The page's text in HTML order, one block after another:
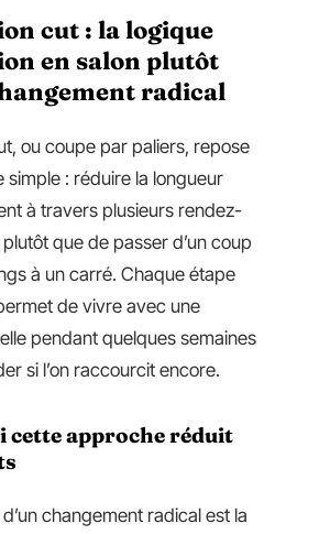
cut : la logique
en salon plutôt
radical
ou coupe par paliers, repose
simple : réduire la longueur
à travers plusieurs rendez-
que de passer d’un coup
à un carré. Chaque étape
de vivre avec une
pendant quelques semaines
si l’on raccourcit encore.
cette approche réduit
changement radical est la